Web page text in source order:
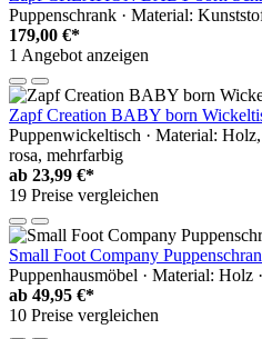
Puppenschrank · Material:
179,00 €*
1 Angebot anzeigen
Zapf Creation BABY born
Puppenwickeltisch · Material:
rosa, mehrfarbig
ab 23,99 €*
19 Preise vergleichen
Small Foot Company
Puppenhausmöbel · Material: Holz
ab 49,95 €*
10 Preise vergleichen